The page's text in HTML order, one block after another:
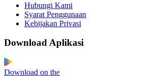
Hubungi Kami
Syarat Penggunaan
Kebijakan Privasi
Download Aplikasi
Download on the